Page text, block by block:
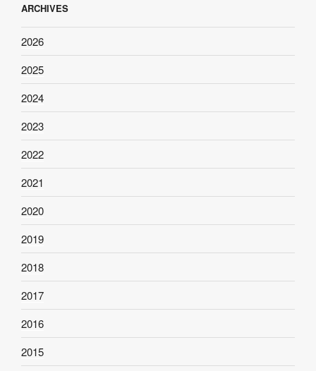
ARCHIVES
2026
2025
2024
2023
2022
2021
2020
2019
2018
2017
2016
2015